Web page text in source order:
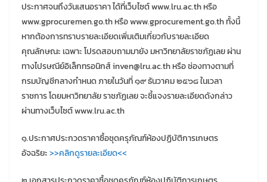
ประกาศจนถึงวันเสนอราคา ได้ที่เว็บไซต์ www.lru.ac.th หรือ
www.gprocuremen.go.th หรือ www.gprocurement.go.th ทั้งนี้
หากต้องการทราบรายละเอียดเพิ่มเติมเกี่ยวกับรายละเอียด
คุณลักษณะ เฉพาะ โปรดสอบถามมายัง มหาวิทยาลัยราชภัฏเลย ผ่าน
ทางไปรษณีย์อิเล็กทรอนิกส์ inven@lru.ac.th หรือ ช่องทางตามที่
กรมบัญชีกลางกำหนด ภายในวันที่ ๑๙ ธันวาคม ๒๕๖๘ ในเวลา
ราชการ โดยมหาวิทยาลัย ราชภัฏเลย จะชี้แจงรายละเอียดดังกล่าว
ผ่านทางเว็บไซต์ www.lru.ac.th
๑.ประกาศประกวดราคาซื้อชุดครุภัณฑ์ห้องปฏิบัติการเกษตร
อัจฉริยะ>>คลิกดูรายละเอียด<<